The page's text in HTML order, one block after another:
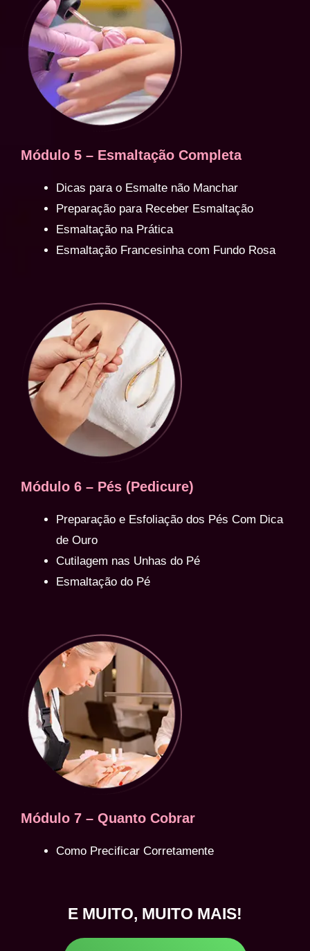
Módulo 5 – Esmaltação Completa
Dicas para o Esmalte não Manchar
Preparação para Receber Esmaltação
Esmaltação na Prática
Esmaltação Francesinha com Fundo Rosa
Módulo 6 – Pés (Pedicure)
Preparação e Esfoliação dos Pés Com Dica
de Ouro
Cutilagem nas Unhas do Pé
Esmaltação do Pé
Módulo 7 – Quanto Cobrar
Como Precificar Corretamente
E MUITO, MUITO MAIS!